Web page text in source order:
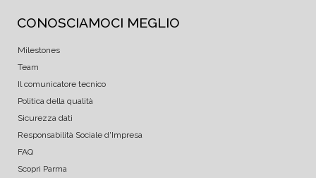
CONOSCIAMOCI MEGLIO
Milestones
Team
Il comunicatore tecnico
Politica della qualità
Sicurezza dati
Responsabilità Sociale d'Impresa
FAQ
Scopri Parma